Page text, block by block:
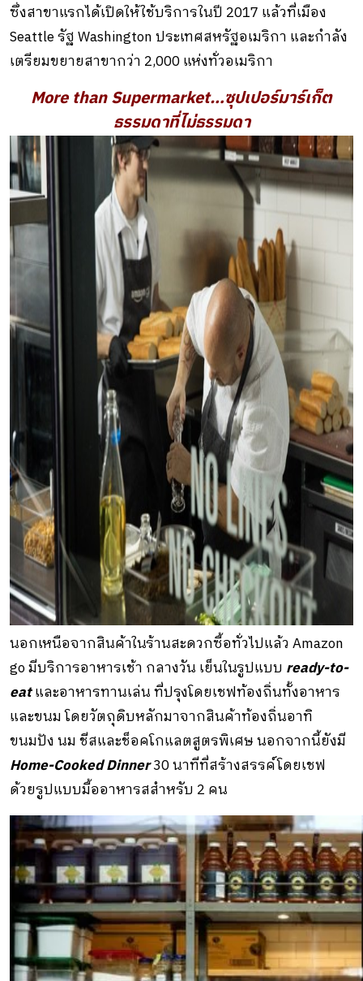
ซึ่งสาขาแรกได้เปิดให้ใช้บริการในปี 2017 แล้วที่เมือง
Seattle รัฐ Washington ประเทศสหรัฐอเมริกา และกำลัง
เตรียมขยายสาขากว่า 2,000 แห่งทั่วอเมริกา
More than Supermarket…ซุปเปอร์มาร์เก็ต
ธรรมดาที่ไม่ธรรมดา
นอกเหนือจากสินค้าในร้านสะดวกซื้อทั่วไปแล้ว Amazon
go มีบริการอาหารเช้า กลางวัน เย็นในรูปแบบ ready-to-
eatและอาหารทานเล่น ที่ปรุงโดยเชฟท้องถิ่นทั้งอาหาร
และขนม โดยวัตถุดิบหลักมาจากสินค้าท้องถิ่นอาทิ
ขนมปัง นม ชีสและช็อคโกแลตสูตรพิเศษ นอกจากนี้ยังมี
Home-Cooked Dinner30 นาทีที่สร้างสรรค์โดยเชฟ
ด้วยรูปแบบมื้ออาหารสสำหรับ 2 คน